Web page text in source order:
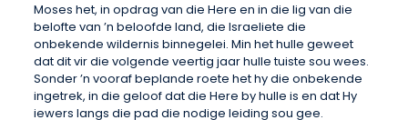
Moses het, in opdrag van die Here en in die lig van die
belofte van ’n beloofde land, die Israeliete die
onbekende wildernis binnegelei. Min het hulle geweet
dat dit vir die volgende veertig jaar hulle tuiste sou wees.
Sonder ’n vooraf beplande roete het hy die onbekende
ingetrek, in die geloof dat die Here by hulle is en dat Hy
iewers langs die pad die nodige leiding sou gee.